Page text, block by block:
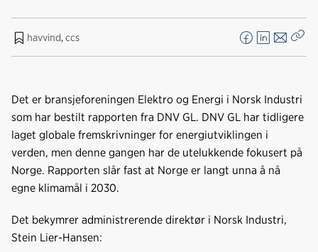
havvind,ccs
F
a
e
o
L
i
k
e
d
I
E
-
o
s
Det er bransjeforeningen Elektro og Energi i Norsk Industri
som har bestilt rapporten fra DNV GL. DNV GL har tidligere
laget globale fremskrivninger for energiutviklingen i
verden, men denne gangen har de utelukkende fokusert på
Norge. Rapporten slår fast at Norge er langt unna å nå
egne klimamål i 2030.
Det bekymrer administrerende direktør i Norsk Industri,
Stein Lier-Hansen: